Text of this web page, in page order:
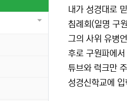
내가 성경대로
침례회(일명 구
그의 사위 유병
후로 구원파에
튜브와 럭크만
성경신학교에